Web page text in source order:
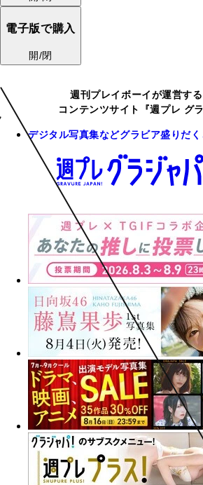
電子版で購入
開/閉
週刊プレイボーイが運営す
コンテンツサイト『週プレ グ
デジタル写真集などグラビア盛りだ